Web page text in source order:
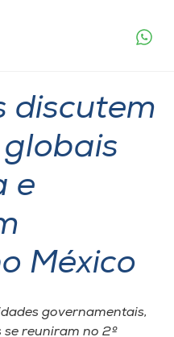
discutem
e
México
governamentais,
se reuniram no 2º